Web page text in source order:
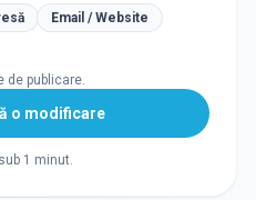
Email / Website
de publicare.
o modificare
1 minut.